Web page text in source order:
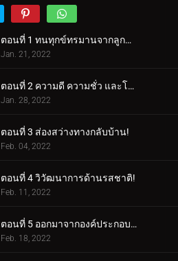
ตอนที่ 1 ทนทุกข์ทรมานจากลูกธนูและลูกธนู!
Jan. 21, 2022
ตอนที่ 2 ความดี ความชั่ว และโชคดี!
Jan. 28, 2022
ตอนที่ 3 ส่องสว่างทางกลับบ้าน!
Feb. 04, 2022
ตอนที่ 4 วิวัฒนาการด้านรสชาติ!
Feb. 11, 2022
ตอนที่ 5 ออกมาจากองค์ประกอบของพวกเขา!
Feb. 18, 2022